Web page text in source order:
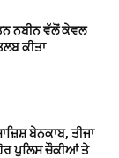
ਨਬੀਨ ਵੱਲੋਂ ਕੇਵਲ
ਕੀਤਾ
ਬੇਨਕਾਬ, ਤੀਜਾ
ਪੁਲਿਸ ਚੌਕੀਆਂ ਤੇ